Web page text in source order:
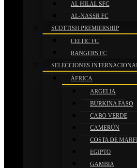
AL HILAL SFC
AL-NASSR FC
SCOTTISH PREMIERSHIP
CELTIC FC
RANGERS FC
SELECCIONES
ÁFRICA
ARGELIA
BURKINA FASO
CABO VERDE
CAMERÚN
COSTA DE
EGIPTO
GAMBIA